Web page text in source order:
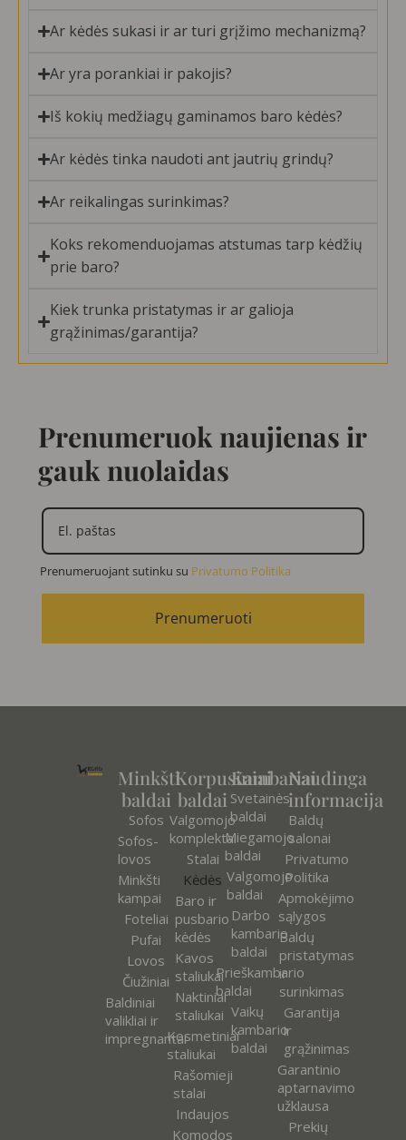
Ar kėdės sukasi ir ar turi grįžimo mechanizmą?
Ar yra porankiai ir pakojis?
Iš kokių medžiagų gaminamos baro kėdės?
Ar kėdės tinka naudoti ant jautrių grindų?
Ar reikalingas surinkimas?
Koks rekomenduojamas atstumas tarp kėdžių
prie baro?
Kiek trunka pristatymas ir ar galioja
grąžinimas/garantija?
Prenumeruok naujienas ir
gauk nuolaidas
Prenumeruojant sutinku su Privatumo Politika
Prenumeruoti
Minkšti
baldai
Sofos
Sofos-
lovos
Minkšti
kampai
Foteliai
Pufai
Lovos
Čiužiniai
Baldiniai
valikliai ir
impregnantai
Korpusiniai
baldai
Valgomojo
komplektai
Stalai
Kėdės
Baro ir
pusbario
kėdės
Kavos
staliukai
Naktiniai
staliukai
Kosmetiniai
staliukai
Rašomieji
stalai
Indaujos
Komodos
Kambariai
Svetainės
baldai
Miegamojo
baldai
Valgomojo
baldai
Darbo
kambario
baldai
Prieškambario
baldai
Vaikų
kambario
baldai
Naudinga
informacija
Baldų
salonai
Privatumo
Politika
Apmokėjimo
sąlygos
Baldų
pristatymas
ir
surinkimas
Garantija
ir
grąžinimas
Garantinio
aptarnavimo
užklausa
Prekių